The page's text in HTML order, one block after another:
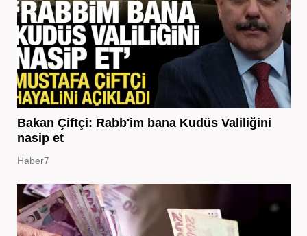
Bakan Çiftçi: Rabb'im bana Kudüs Valiliğini
nasip et
Haber7